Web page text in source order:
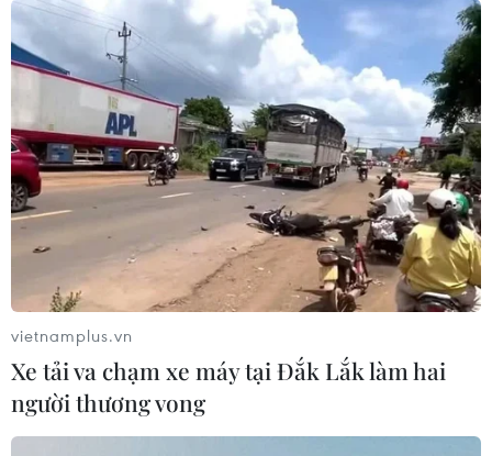
vietnamplus.vn
Xe tải va chạm xe máy tại Đắk Lắk làm hai
người thương vong